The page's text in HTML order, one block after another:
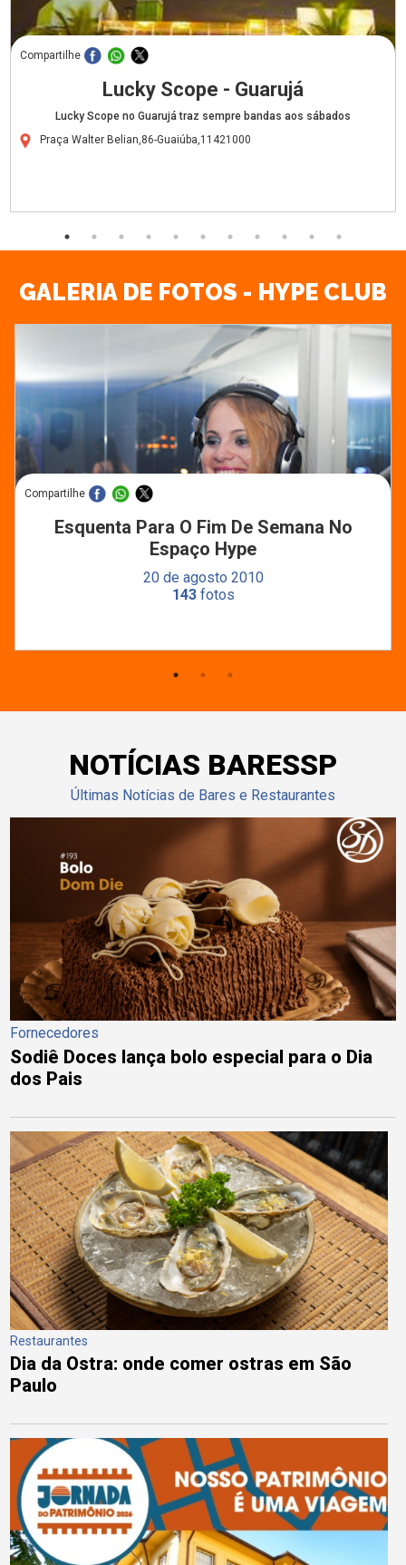
Compartilhe
Lucky Scope - Guarujá
Lucky Scope no Guarujá traz sempre bandas aos sábados
Praça Walter Belian,86-Guaiúba,11421000
GALERIA DE FOTOS - HYPE CLUB
Compartilhe
Esquenta Para O Fim De Semana No
Espaço Hype
20 de agosto 2010
143fotos
NOTÍCIAS BARESSP
Últimas Notícias de Bares e Restaurantes
Fornecedores
Sodiê Doces lança bolo especial para o Dia
dos Pais
Restaurantes
Dia da Ostra: onde comer ostras em São
Paulo